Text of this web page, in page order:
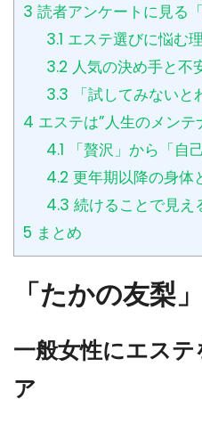
3 読者アンケートに見る
3.1 エステ選びに悩む
3.2 人気の決め手と不
3.3 「試してみない
4 エステは”人生のメンテ
4.1 「贅沢」から「自
4.2 更年期以降の身体
4.3 続けることで見え
5 まとめ
「たかの友梨
一般女性にエス
ア